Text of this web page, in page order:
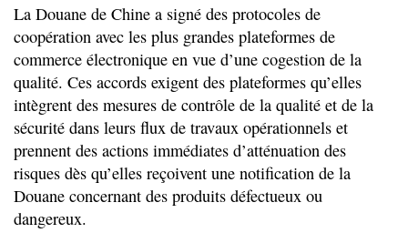
La Douane de Chine a signé des protocoles de
coopération avec les plus grandes plateformes de
commerce électronique en vue d’une cogestion de la
qualité. Ces accords exigent des plateformes qu’elles
intègrent des mesures de contrôle de la qualité et de la
sécurité dans leurs flux de travaux opérationnels et
prennent des actions immédiates d’atténuation des
risques dès qu’elles reçoivent une notification de la
Douane concernant des produits défectueux ou
dangereux.